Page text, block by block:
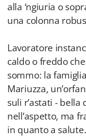
alla ‘ngiuria o
una colonna
Lavoratore
caldo o freddo
sommo: la
Mariuzza,
suli r’astati - bella
nell’aspetto, ma
in quanto a salute.